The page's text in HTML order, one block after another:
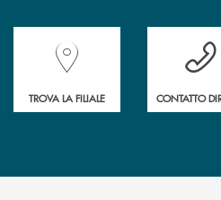
Accedi all' elenco completo delle
TROVA LA FILIALE
Hai
CONTATTO